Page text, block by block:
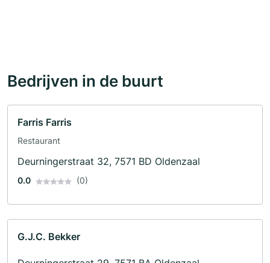
Bedrijven in de buurt
Farris Farris
Restaurant
Deurningerstraat 32, 7571 BD Oldenzaal
0.0 (0)
G.J.C. Bekker